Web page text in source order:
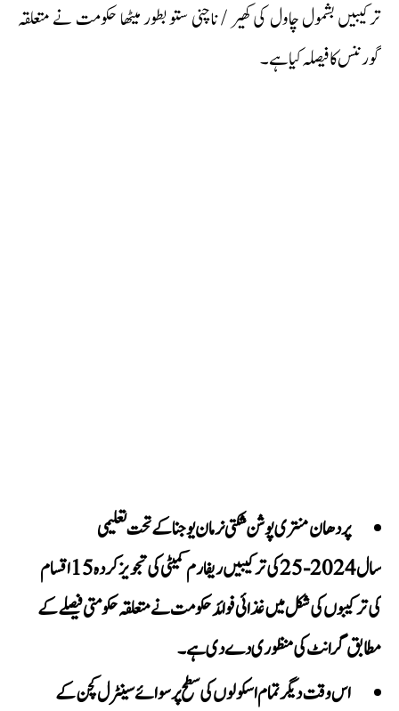
ترکیبیں بشمول چاول کی کھیر / ناچنی ستو بطور میٹھا حکومت نے متعلقہ
گورننس کا فیصلہ کیا ہے۔
پردھان منتری پوشن شکتی نرمان یوجنا کے تحت تعلیمی
سال 2024-25 کی ترکیبیں ریفارم کمیٹی کی تجویز کردہ 15 اقسام
کی ترکیبوں کی شکل میں غذائی فوائد حکومت نے متعلقہ حکومتی فیصلے کے
مطابق گرانٹ کی منظوری دے دی ہے۔
اس وقت دیگر تمام اسکولوں کی سطح پر سوائے سینٹرل کچن کے